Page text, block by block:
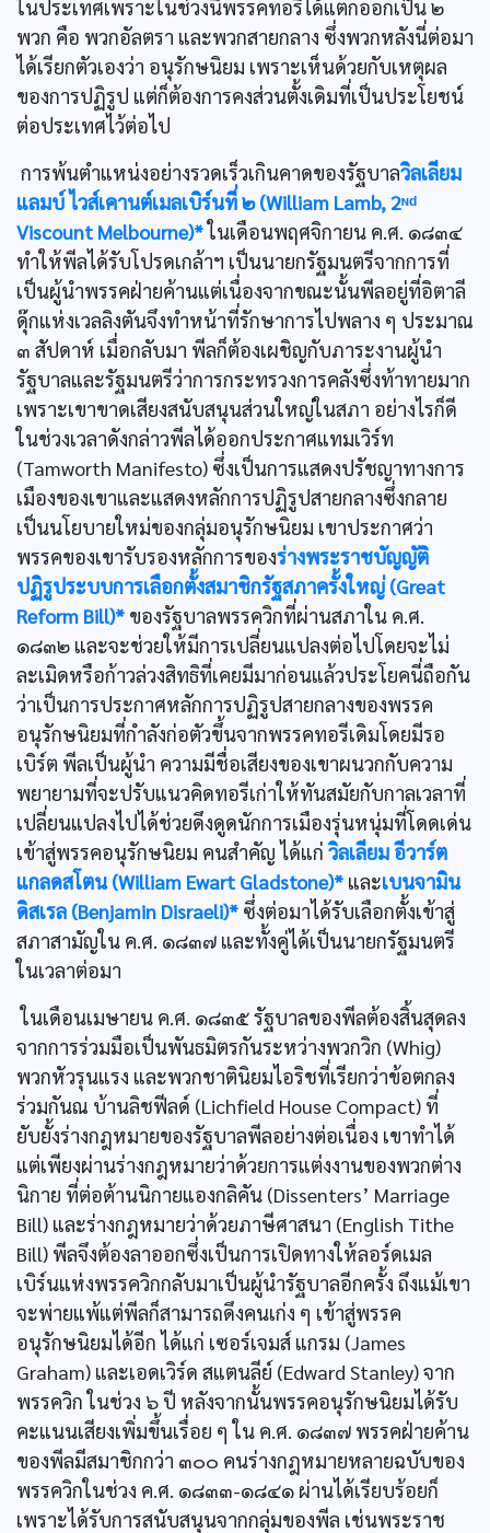
ในประเทศเพราะในช่วงนี้พรรคทอรีได้แตกออกเป็น ๒
พวก คือ พวกอัลตรา และพวกสายกลาง ซึ่งพวกหลังนี่ต่อมา
ได้เรียกตัวเองว่า อนุรักษนิยม เพราะเห็นด้วยกับเหตุผล
ของการปฏิรูป แต่ก็ต้องการคงส่วนตั้งเดิมที่เป็นประโยชน์
ต่อประเทศไว้ต่อไป
การพ้นตำแหน่งอย่างรวดเร็วเกินคาดของรัฐบาลวิลเลียม
แลมบ์ ไวส์เคานต์เมลเบิร์นที่ ๒ (William Lamb, 2ᶰᵈ
Viscount Melbourne)*ในเดือนพฤศจิกายน ค.ศ. ๑๘๓๔
ทำให้พีลได้รับโปรดเกล้าฯ เป็นนายกรัฐมนตรีจากการที่
เป็นผู้นำพรรคฝ่ายค้านแต่เนื่องจากขณะนั้นพีลอยู่ที่อิตาลี
ดุ๊กแห่งเวลลิงตันจึงทำหน้าที่รักษาการไปพลาง ๆ ประมาณ
๓ สัปดาห์ เมื่อกลับมา พีลก็ต้องเผชิญกับภาระงานผู้นำ
รัฐบาลและรัฐมนตรีว่าการกระทรวงการคลังซึ่งท้าทายมาก
เพราะเขาขาดเสียงสนับสนุนส่วนใหญ่ในสภา อย่างไรก็ดี
ในช่วงเวลาดังกล่าวพีลได้ออกประกาศแทมเวิร์ท
(Tamworth Manifesto) ซึ่งเป็นการแสดงปรัชญาทางการ
เมืองของเขาและแสดงหลักการปฏิรูปสายกลางซึ่งกลาย
เป็นนโยบายใหม่ของกลุ่มอนุรักษนิยม เขาประกาศว่า
พรรคของเขารับรองหลักการของร่างพระราชบัญญัติ
ปฏิรูประบบการเลือกตั้งสมาชิกรัฐสภาครั้งใหญ่ (Great
Reform Bill)* ของรัฐบาลพรรควิกที่ผ่านสภาใน ค.ศ.
๑๘๓๒ และจะช่วยให้มีการเปลี่ยนแปลงต่อไปโดยจะไม่
ละเมิดหรือก้าวล่วงสิทธิที่เคยมีมาก่อนแล้วประโยคนี่ถือกัน
ว่าเป็นการประกาศหลักการปฏิรูปสายกลางของพรรค
อนุรักษนิยมที่กำลังก่อตัวขึ้นจากพรรคทอรีเดิมโดยมีรอ
เบิร์ต พีลเป็นผู้นำ ความมีชื่อเสียงของเขาผนวกกับความ
พยายามที่จะปรับแนวคิดทอรีเก่าให้ทันสมัยกับกาลเวลาที่
เปลี่ยนแปลงไปได้ช่วยดึงดูดนักการเมืองรุ่นหนุ่มที่โดดเด่น
เข้าสู่พรรคอนุรักษนิยม คนสำคัญ ได้แก่ วิลเลียม อีวาร์ต
แกลดสโตน (William Ewart Gladstone)* และเบนจามิน
ดิสเรล (Benjamin Disraeli)* ซึ่งต่อมาได้รับเลือกตั้งเข้าสู่
สภาสามัญใน ค.ศ. ๑๘๓๗ และทั้งคู่ได้เป็นนายกรัฐมนตรี
ในเวลาต่อมา
ในเดือนเมษายน ค.ศ. ๑๘๓๕ รัฐบาลของพีลต้องสิ้นสุดลง
จากการร่วมมือเป็นพันธมิตรกันระหว่างพวกวิก (Whig)
พวกหัวรุนแรง และพวกชาตินิยมไอริชที่เรียกว่าข้อตกลง
ร่วมกันณ บ้านลิชฟีลด์ (Lichfield House Compact) ที่
ยับยั้งร่างกฎหมายของรัฐบาลพีลอย่างต่อเนื่อง เขาทำได้
แต่เพียงผ่านร่างกฎหมายว่าด้วยการแต่งงานของพวกต่าง
นิกาย ที่ต่อต้านนิกายแองกลิคัน (Dissenters’ Marriage
Bill) และร่างกฎหมายว่าด้วยภาษีศาสนา (English Tithe
Bill) พีลจึงต้องลาออกซึ่งเป็นการเปิดทางให้ลอร์ดเมล
เบิร์นแห่งพรรควิกกลับมาเป็นผู้นำรัฐบาลอีกครั้ง ถึงแม้เขา
จะพ่ายแพ้แต่พีลก็สามารถดึงคนเก่ง ๆ เข้าสู่พรรค
อนุรักษนิยมได้อีก ได้แก่ เซอร์เจมส์ แกรม (James
Graham) และเอดเวิร์ด สแตนลีย์ (Edward Stanley) จาก
พรรควิก ในช่วง ๖ ปี หลังจากนั้นพรรคอนุรักษนิยมได้รับ
คะแนนเสียงเพิ่มขึ้นเรื่อย ๆ ใน ค.ศ. ๑๘๓๗ พรรคฝ่ายค้าน
ของพีลมีสมาชิกกว่า ๓๐๐ คนร่างกฎหมายหลายฉบับของ
พรรควิกในช่วง ค.ศ. ๑๘๓๓-๑๘๔๑ ผ่านได้เรียบร้อยก็
เพราะได้รับการสนับสนุนจากกลุ่มของพีล เช่นพระราช